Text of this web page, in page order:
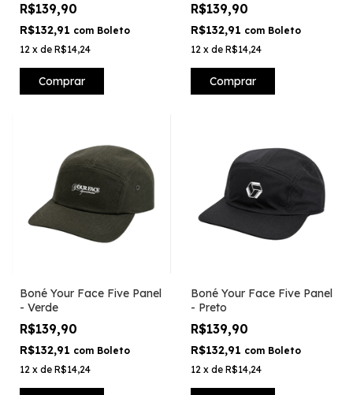
R$139,90
R$132,91 com Boleto
12 x de R$14,24
Comprar
R$139,90
R$132,91 com Boleto
12 x de R$14,24
Comprar
Boné Your Face Five Panel
- Verde
R$139,90
R$132,91 com Boleto
12 x de R$14,24
Boné Your Face Five Panel
- Preto
R$139,90
R$132,91 com Boleto
12 x de R$14,24